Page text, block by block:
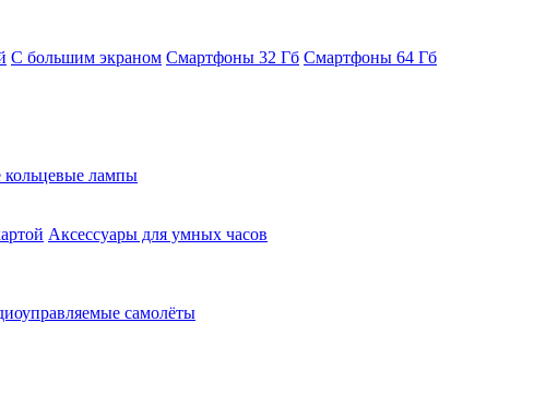
С большим экраном Смартфоны 32 Гб Смартфоны 64 Гб
кольцевые лампы
Аксессуары для умных часов
самолёты